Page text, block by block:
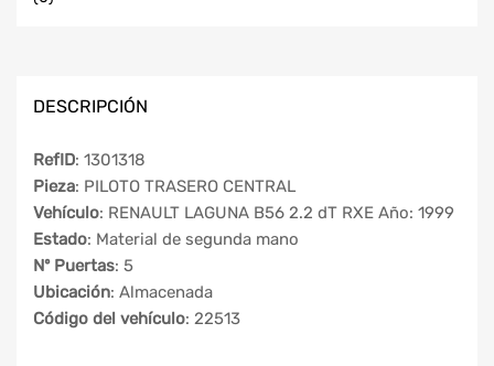
DESCRIPCIÓN
RefID: 1301318
Pieza: PILOTO TRASERO CENTRAL
Vehículo: RENAULT LAGUNA B56 2.2 dT RXE Año: 1999
Estado: Material de segunda mano
Nº Puertas: 5
Ubicación: Almacenada
Código del vehículo: 22513